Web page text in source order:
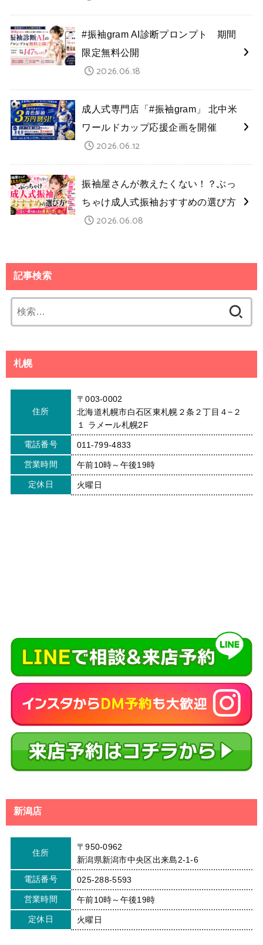
#振袖gram AI診断プロンプト 期間
限定無料公開
2026.06.18
成人式専門店「#振袖gram」 北中米
ワールドカップ応援企画を開催
2026.06.12
振袖屋さんが教えたくない！？ぶっ
ちゃけ成人式振袖おすすめの選び方
2026.06.08
記事検索
索:
札幌
住所
〒003-0002
北海道札幌市白石区東札幌２条２丁目４−２
１ ラメール札幌2F
電話番号 011-799-4833
営業時間 午前10時～午後19時
定休日 火曜日
新潟店
住所
〒950-0962
新潟県新潟市中央区出来島2-1-6
電話番号 025-288-5593
営業時間 午前10時～午後19時
定休日 火曜日